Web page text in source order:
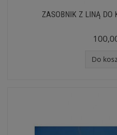
ZASOBNIK Z LINĄ DO
Do